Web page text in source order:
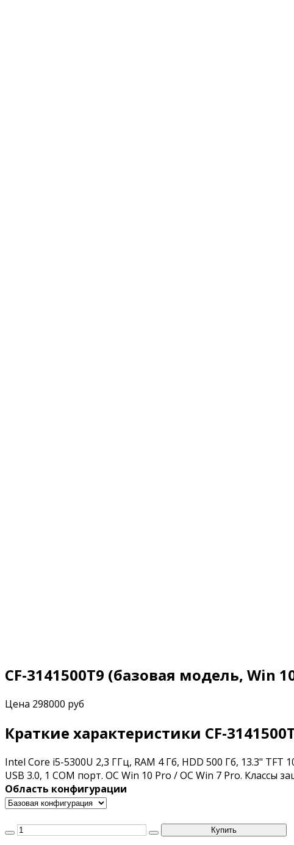
CF-3141500T9 (базовая модель, Win
Цена 298000 руб
Краткие характеристики CF-
Intel Core i5-5300U 2,3 ГГц, RAM 4 Гб, HDD 500 Гб, 13.3" TFT
USB 3.0, 1 COM порт. ОС Win 10 Pro / ОС Win 7 Pro. Классы
Область конфигурации